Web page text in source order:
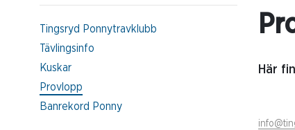
Tingsryd Ponnytravklubb
Tävlingsinfo
Kuskar
Provlopp
Banrekord Ponny
Här